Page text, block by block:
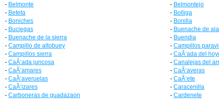
- Belmonte - Belmontejo
- Beteta - Bolliga
- Boniches - Bonilla
- Buciegas - Buenache de
- Buenache de la sierra - Buendia
- Campillo de altobuey - Campillos
- Campillos sierra - CaÃ‘ada del
- CaÃ‘ada juncosa - Canalejas del
- CaÃ‘amares - CaÃ‘averas
- CaÃ‘averuelas - CaÃ‘ete
- CaÃ‘izares - Caracenilla
- Carboneras de guadazaon - Cardenete